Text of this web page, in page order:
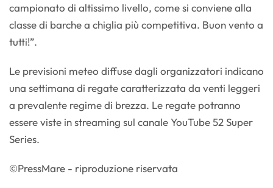
campionato di altissimo livello, come si conviene alla
classe di barche a chiglia più competitiva. Buon vento a
tutti!”.
Le previsioni meteo diffuse dagli organizzatori indicano
una settimana di regate caratterizzata da venti leggeri
a prevalente regime di brezza. Le regate potranno
essere viste in streaming sul canale YouTube 52 Super
Series.
©PressMare - riproduzione riservata